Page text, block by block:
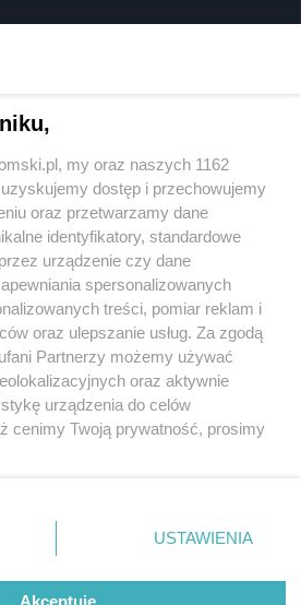
4 / 0
regulamin korzystania z portali
Skontakuj sięz nami
Kontakt
Wydawca
Pogoda
my oraz naszych 1162
dostęp i przechowujemy
oraz przetwarzamy dane
identyfikatory, standardowe
urządzenie czy dane
spersonalizowanych
treści, pomiar reklam i
oraz ulepszanie usług. Za zgodą
Partnerzy możemy używać
oraz aktywnie
urządzenia do celów
cenimy Twoją prywatność, prosimy
się w lewym dolnym rogu strony
danych nie wymagają
masz prawo sprzeciwić się
Preferencje będą miały
USTAWIENIA
Akceptuję